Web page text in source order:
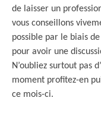
de laisser un
vous conseillons
possible par le biais
pour avoir une
N’oubliez surtout pas
moment profitez-en
ce mois-ci.